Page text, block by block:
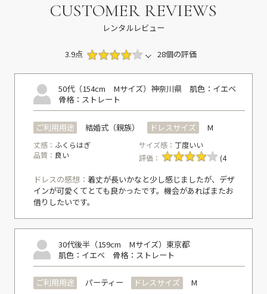
CUSTOMER REVIEWS
レンタルレビュー
3.9点 28個の評価
50代（154cm Mサイズ） 神奈川県 肌色：イエベ
骨格：ストレート
ご利用用途 結婚式（親族） ドレスサイズ M
丈感： ふくらはぎ サイズ感：丁度いい
品質： 良い 評価： (4
ドレスの感想： 着丈が長いかなと少し感じましたが、デザ
インが可愛くてとても良かったです。機会があればまたお
借りしたいです。
30代後半（159cm Mサイズ） 東京都
肌色：イエベ 骨格：ストレート
ご利用用途 パーティー ドレスサイズ M